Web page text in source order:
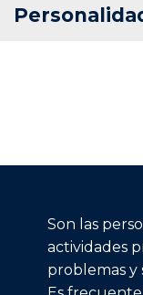
Son las
actividades
problemas y